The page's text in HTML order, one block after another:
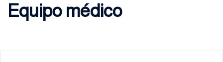
Equipo médico